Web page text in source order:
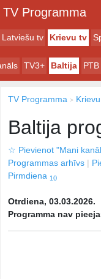
TV Programma
Latviešu tv Krievu tv
TV3+ Baltija
TV Programma
Baltija
☆ Pievienot "Mani
Programmas arhīvs
Pirmdiena 10
Otrdiena, 03.03.2026.
Programma nav